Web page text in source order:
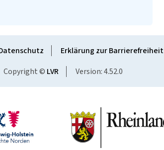
Erklärung zur Barrierefreiheit
Copyright © LVR Version: 4.52.0